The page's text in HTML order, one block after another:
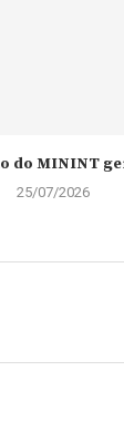
do MININT
25/07/2026